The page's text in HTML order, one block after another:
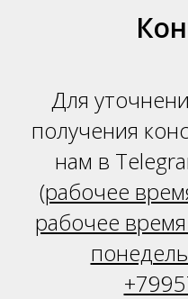
Для
получения
нам в
(рабочее
рабочее